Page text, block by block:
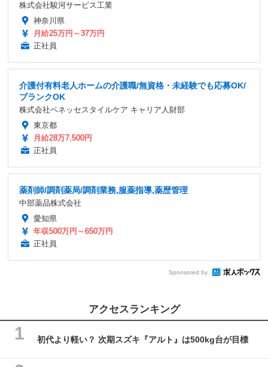
株式会社駿河サービス工業
神奈川県
月給25万円～37万円
正社員
介護付有料老人ホームの介護職/無資格・未経験でも応募OK/
ブランクOK
株式会社ベネッセスタイルケア キャリア人財部
東京都
月給28万7,500円
正社員
薬剤師/調剤薬局/調剤業務,服薬指導,薬歴管理
中部薬品株式会社
愛知県
年収500万円～650万円
正社員
Sponsored by
アクセスランキング
初代より軽い？ 次期スズキ『アルト』は500kg台が目標